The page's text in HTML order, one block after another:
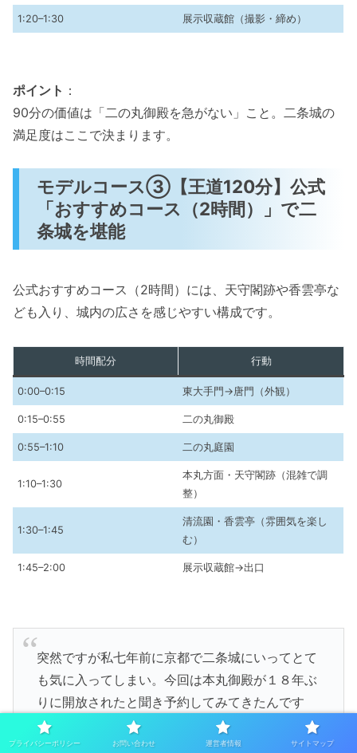
1:20–1:30 展示収蔵館（撮影・締め）
ポイント ：
90分の価値は「二の丸御殿を急がない」こと。二条城の
満足度はここで決まります。
モデルコース③【王道120分】公式
「おすすめコース（2時間）」で二
条城を堪能
公式おすすめコース（2時間）には、天守閣跡や香雲亭な
ども入り、城内の広さを感じやすい構成です。
時間配分 行動
0:00–0:15 東大手門→唐門（外観）
0:15–0:55 二の丸御殿
0:55–1:10 二の丸庭園
1:10–1:30
本丸方面・天守閣跡（混雑で調
整）
1:30–1:45
清流園・香雲亭（雰囲気を楽し
む）
1:45–2:00 展示収蔵館→出口
突然ですが私七年前に京都で二条城にいってとて
も気に入ってしまい。今回は本丸御殿が１８年ぶ
りに開放されたと聞き予約してみてきたんです
が、当然そのあと二の丸御殿も観たので結局２時
間半程度を二条城ですごしました。鶯張りの説明
プライバシーポリシー お問い合わせ 運営者情報 サイトマップ